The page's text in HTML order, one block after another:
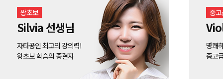
Silvia 선생님
왕초보
자타공인 최고의 강의력!
왕초보 학습의 종결자
중
명쾌
중고